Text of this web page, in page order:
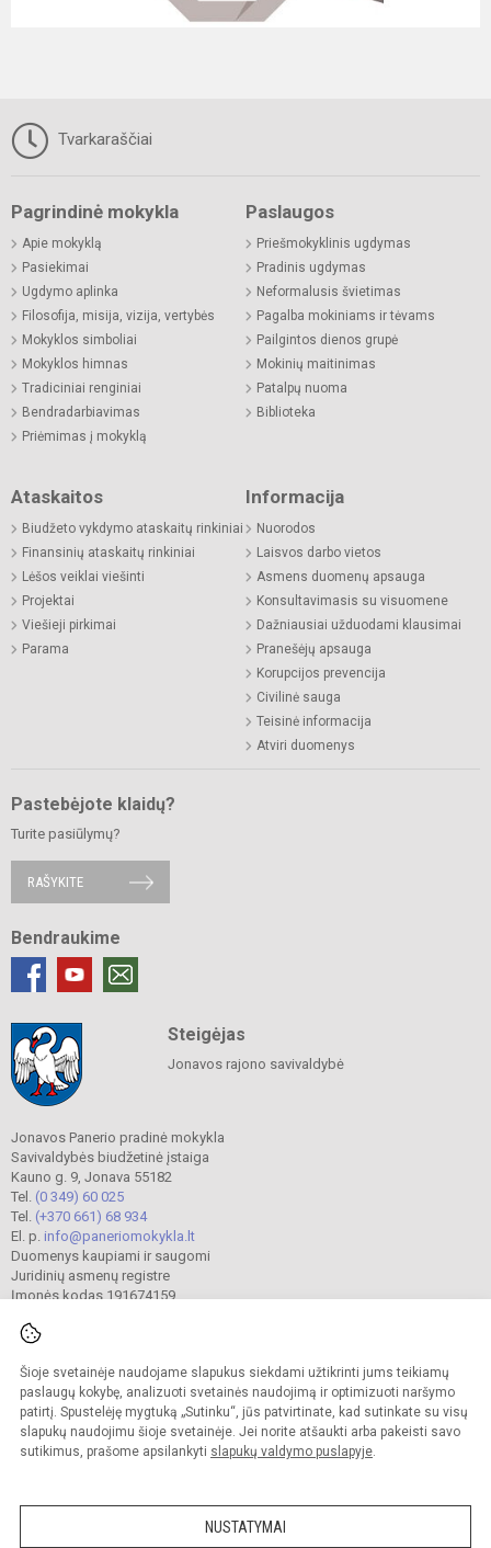
Šioje svetainėje naudojame slapukus siekdami užtikrinti jums teikiamų
paslaugų kokybę, analizuoti svetainės naudojimą ir optimizuoti naršymo
patirtį. Spustelėję mygtuką „Sutinku“, jūs patvirtinate, kad sutinkate su visų
slapukų naudojimu šioje svetainėje. Jei norite atšaukti arba pakeisti savo
sutikimus, prašome apsilankyti slapukų valdymo puslapyje.
NUSTATYMAI
Tvarkaraščiai
Pagrindinė mokykla
Apie mokyklą
Pasiekimai
Ugdymo aplinka
Filosofija, misija, vizija, vertybės
Mokyklos simboliai
Mokyklos himnas
Tradiciniai renginiai
Bendradarbiavimas
Priėmimas į mokyklą
Paslaugos
Priešmokyklinis ugdymas
Pradinis ugdymas
Neformalusis švietimas
Pagalba mokiniams ir tėvams
Pailgintos dienos grupė
Mokinių maitinimas
Patalpų nuoma
Biblioteka
Ataskaitos
Biudžeto vykdymo ataskaitų rinkiniai
Finansinių ataskaitų rinkiniai
Lėšos veiklai viešinti
Projektai
Viešieji pirkimai
Parama
Informacija
Nuorodos
Laisvos darbo vietos
Asmens duomenų apsauga
Konsultavimasis su visuomene
Dažniausiai užduodami klausimai
Pranešėjų apsauga
Korupcijos prevencija
Civilinė sauga
Teisinė informacija
Atviri duomenys
Pastebėjote klaidų?
Turite pasiūlymų?
RAŠYKITE
Bendraukime
Steigėjas
Jonavos rajono savivaldybė
Jonavos Panerio pradinė mokykla
Savivaldybės biudžetinė įstaiga
Kauno g. 9, Jonava 55182
Tel. (0 349) 60 025
Tel. (+370 661) 68 934
El. p. info@paneriomokykla.lt
Duomenys kaupiami ir saugomi
Juridinių asmenų registre
Įmonės kodas 191674159
© 2023. Jonavos Panerio pradinė mokykla. Visos teisės saugomos.
Kopijuoti turinį be raštiško įstaigos administracijos sutikimo griežtai draudžiama.
Prieinamumo paraiška Slapukų valdymas
Sumanus būdas atnaujinti